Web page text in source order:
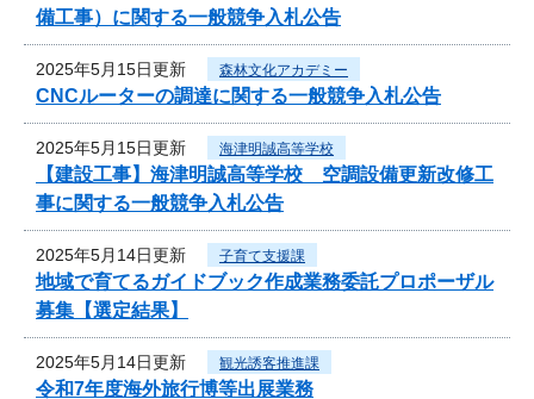
備工事）に関する一般競争入札公告
2025年5月15日更新 森林文化アカデミー
CNCルーターの調達に関する一般競争入札公告
2025年5月15日更新 海津明誠高等学校
【建設工事】海津明誠高等学校 空調設備更新改修工
事に関する一般競争入札公告
2025年5月14日更新 子育て支援課
地域で育てるガイドブック作成業務委託プロポーザル
募集【選定結果】
2025年5月14日更新 観光誘客推進課
令和7年度海外旅行博等出展業務